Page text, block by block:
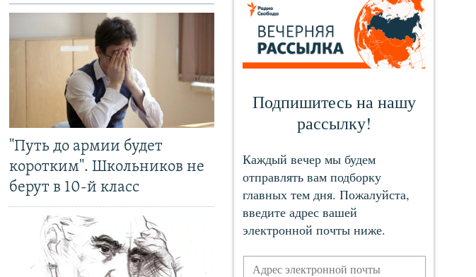
"Путь до армии будет
коротким". Школьников не
берут в 10-й класс